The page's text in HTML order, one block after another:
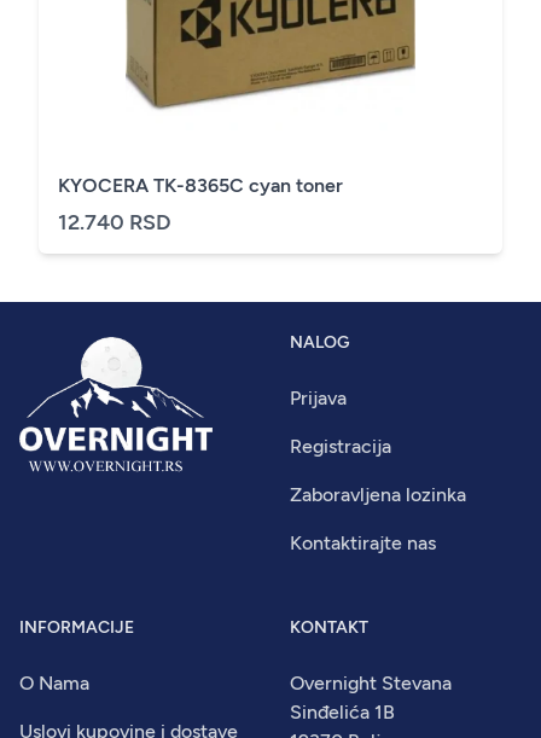
KYOCERA TK-8365C cyan toner
12.740 RSD
NALOG
Prijava
Registracija
Zaboravljena lozinka
Kontaktirajte nas
INFORMACIJE
O Nama
Uslovi kupovine i dostave
KONTAKT
Overnight Stevana
Sinđelića 1B